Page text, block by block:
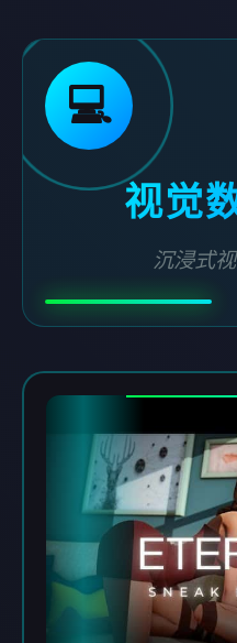
💻
视觉
沉浸式